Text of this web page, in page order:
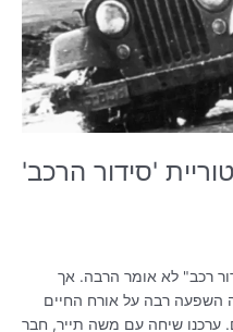
'סידור הרכב'
רכב" לא אומר הרבה. אך
השפעה רבה על אורח החיים
ערכנו שיחה עם משה תייר, חבר